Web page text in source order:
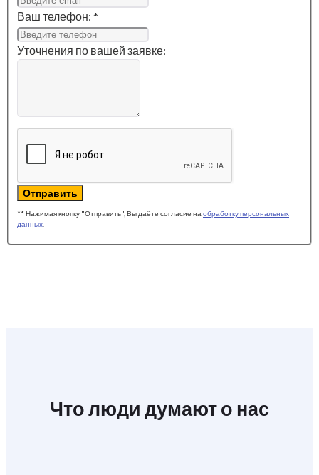
Ваш телефон: *
Уточнения по вашей заявке:
Отправить
** Нажимая кнопку "Отправить", Вы даёте согласие на обработку персональных
данных
Что люди думают о нас